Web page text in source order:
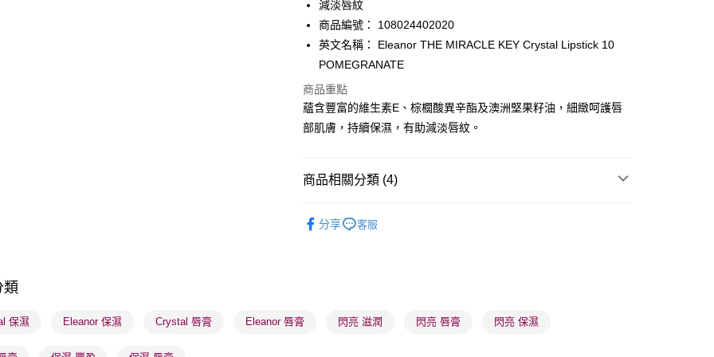
PayMe
WeChat Pay
BoC Pay
送貨方式
每筆HK$65.00，滿HK$300.00或以上免運費
每筆HK$65.00，滿HK$300.00或以上免運費
(香港門市) 只顯示可選門市。確認發貨後2-5個工作天到店，3天內
減淡唇紋
商品編號： 108024402020
英文名稱： Eleanor THE MIRACLE KEY Crystal Lipstick 10
POMEGRANATE
商品重點
蘊含豐富的維生素E、棕櫚酸異辛酯及澳洲堅果籽油，細緻呵護唇
部肌膚，持續保濕，有助減淡唇紋。
商品相關分類 (4)
分享 客服
類
保濕 Eleanor 保濕 Crystal 唇膏 Eleanor 唇膏 閃亮 滋潤 閃亮 唇膏 閃亮 保濕